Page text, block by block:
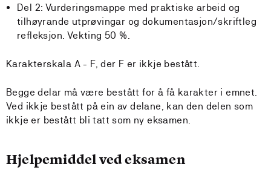
Del 2: Vurderingsmappe med praktiske arbeid og
tilhøyrande utprøvingar og dokumentasjon/skriftleg
refleksjon. Vekting 50 %.
Karakterskala A - F, der F er ikkje bestått.
Begge delar må være bestått for å få karakter i emnet.
Ved ikkje bestått på ein av delane, kan den delen som
ikkje er bestått bli tatt som ny eksamen.
Hjelpemiddel ved eksamen